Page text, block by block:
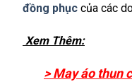
đồng phục của các
Xem Thêm:
>May áo thun